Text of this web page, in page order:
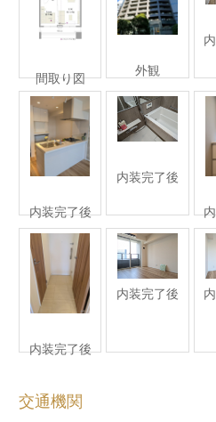
間取り図 外観
内装完了後
内装完了後
内装完了後
内装完了後
交通機関